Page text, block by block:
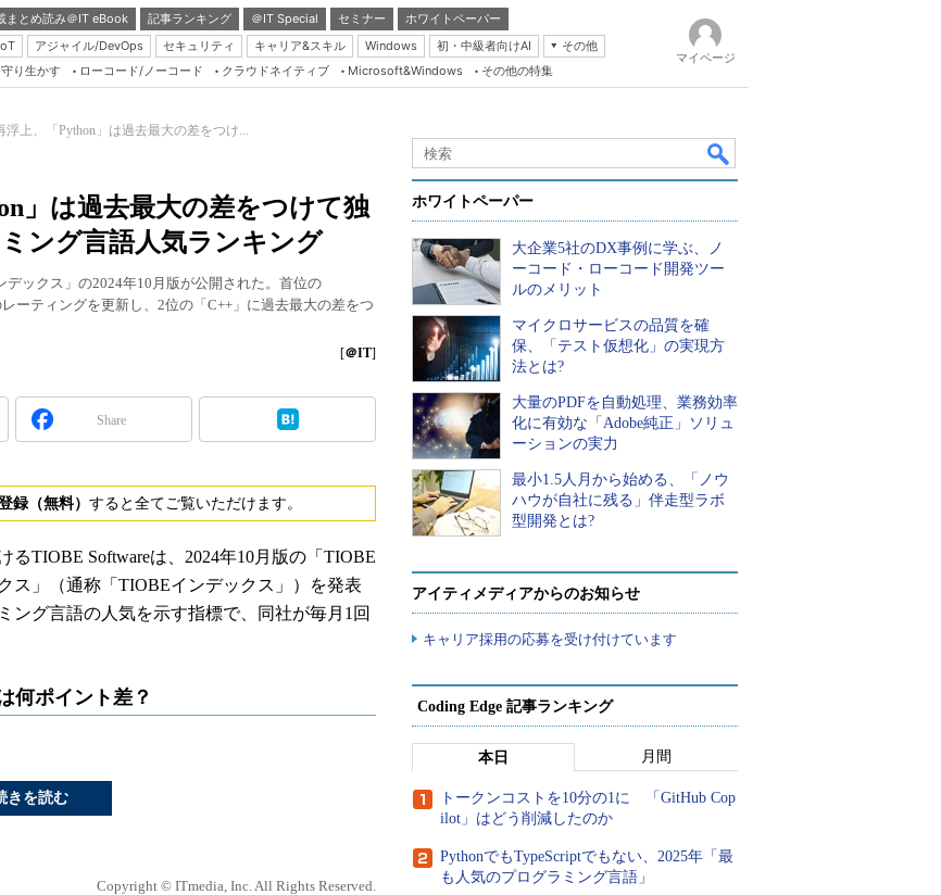
まとめ読み＠IT eBook 記事ランキング ＠IT Special セミナー
ホワイトペーパー
アジャイル/DevOps セキュリティ キャリア&スキル Windows 初・中級者向けAI
その他
Server & Storage
Java Agile
Database Expert
Master of IP Network
Security & Trust
Test & Tools
り生かす ローコード/ノーコード クラウドネイティブ Microsoft&Windows その他の特集
マイページ
浮上、「Python」は過去最大の差をつけ...
」は過去最大の差をつけて独
ング言語人気ランキング
ックス」の2024年10月版が公開された。首位の
ーティングを更新し、2位の「C++」に過去最大の差をつ
[＠IT]
Share
録（無料） すると全てご覧いただけます。
TIOBE Softwareは、2024年10月版の「TIOBE
ス」（通称「TIOBEインデックス」）を発表
ング言語の人気を示す指標で、同社が毎月1回
何ポイント差？
きを読む
Copyright © ITmedia, Inc. All Rights Reserved.
ホワイトペーパー
大企業5社のDX事例に学ぶ、ノ
ーコード・ローコード開発ツー
ルのメリット
マイクロサービスの品質を確
保、「テスト仮想化」の実現方
法とは?
大量のPDFを自動処理、業務効率
化に有効な「Adobe純正」ソリュ
ーションの実力
最小1.5人月から始める、「ノウ
ハウが自社に残る」伴走型ラボ
型開発とは?
アイティメディアからのお知らせ
キャリア採用の応募を受け付けています
Coding Edge 記事ランキング
本日 月間
トークンコストを10分の1に 「GitHub Cop
ilot」はどう削減したのか
PythonでもTypeScriptでもない、2025年「最
も人気のプログラミング言語」